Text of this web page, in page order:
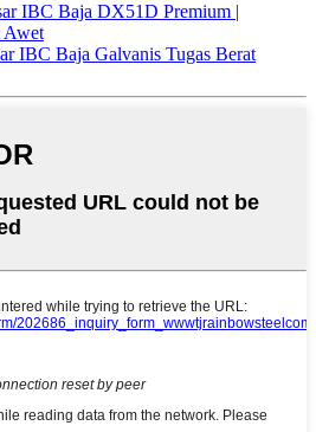
IBC Baja DX51D Premium |
Awet
IBC Baja Galvanis Tugas Berat